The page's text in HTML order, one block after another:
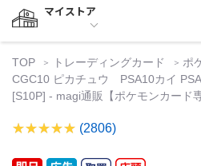
マイストア
TOP トレーディングカード
ポ
CGC10 ピカチュウ PSA10カイ
[S10P] - magi通販【ポケモンカード専
(2806)